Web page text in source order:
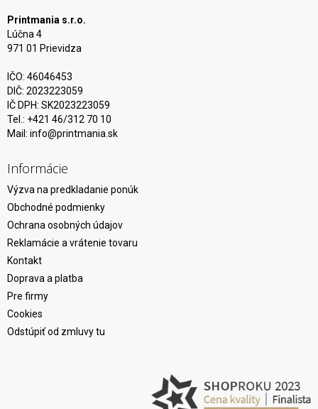
Printmania s.r.o.
Lúčna 4
971 01 Prievidza
IČO: 46046453
DIČ: 2023223059
IČ DPH: SK2023223059
Tel.: +421 46/312 70 10
Mail: info@printmania.sk
Informácie
Výzva na predkladanie ponúk
Obchodné podmienky
Ochrana osobných údajov
Reklamácie a vrátenie tovaru
Kontakt
Doprava a platba
Pre firmy
Cookies
Odstúpiť od zmluvy tu